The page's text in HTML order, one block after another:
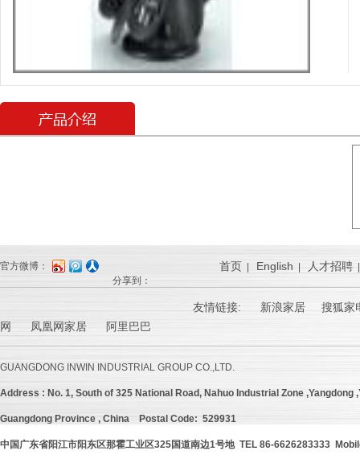
官方微博：
分享到：
首页 English 人才招聘
友情链接: 新浪家居 搜狐家
网 凤凰网家居 阿里巴巴
GUANGDONG INWIN INDUSTRIAL GROUP CO.,LTD.
Address : No. 1, South of 325 National Road, Nahuo Industrial Zone ,Yangdong
Guangdong Province , China Postal Code: 529931
中国广东省阳江市阳东区那霍工业区325国道南边1号地 TEL 86-6626283333